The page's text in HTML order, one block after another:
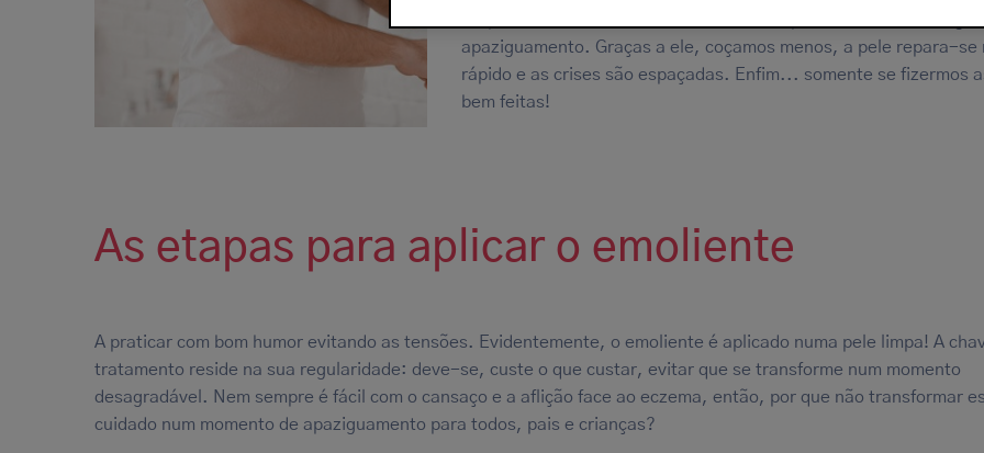
apaziguamento. Graças a ele, coçamos menos, a pele repara-se
rápido e as crises são espaçadas. Enfim... somente se fizermos
bem feitas!
As etapas para aplicar o emoliente
A praticar com bom humor evitando as tensões. Evidentemente, o emoliente é aplicado numa pele limpa! A
tratamento reside na sua regularidade: deve-se, custe o que custar, evitar que se transforme num momento
desagradável. Nem sempre é fácil com o cansaço e a aflição face ao eczema, então, por que não transformar
cuidado num momento de apaziguamento para todos, pais e crianças?